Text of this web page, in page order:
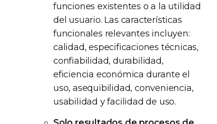
funciones existentes o a la utilidad
del usuario. Las características
funcionales relevantes incluyen:
calidad, especificaciones técnicas,
confiabilidad, durabilidad,
eficiencia económica durante el
uso, asequibilidad, conveniencia,
usabilidad y facilidad de uso.